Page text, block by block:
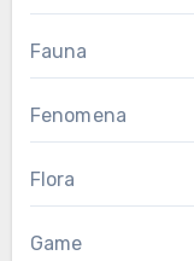
Fauna
Fenomena
Flora
Game